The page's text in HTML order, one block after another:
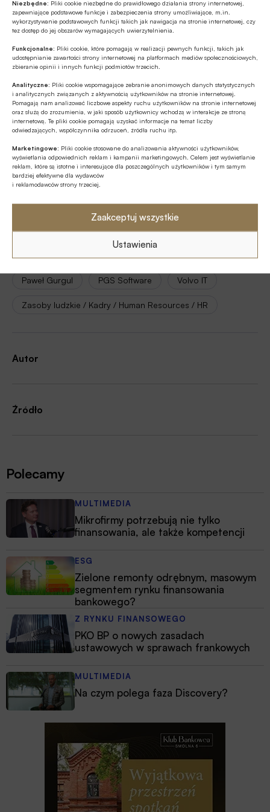
Niezbędne: Pliki cookie niezbędne do prawidłowego działania strony internetowej,
zapewniające podstawowe funkcje i zabezpieczenia strony umożliwiające, m.in.
wykorzystywanie podstawowych funkcji takich jak nawigacja na stronie internetowej, czy
tez dostęp do jej obszarów wymagających uwierzytelnienia.
Funkcjonalne: Pliki cookie, które pomagają w realizacji pewnych funkcji, takich jak
udostępnianie zawartości strony internetowej na platformach mediów społecznościowych,
zbieranie opinii i innych funkcji podmiotów trzecich.
Analityczne: Pliki cookie wspomagające zebranie anonimowych danych statystycznych
i analitycznych związanych z aktywnością użytkowników na stronie internetowej.
Pomagają nam analizować liczbowe aspekty ruchu użytkowników na stronie internetowej
oraz służą do zrozumienia, w jaki sposób użytkownicy wchodzą w interakcje ze stroną
internetową. Te pliki cookie pomagają uzyskać informacje na temat liczby
odwiedzających, współczynnika odrzuceń, źródła ruchu itp.
Marketingowe: Pliki cookie stosowane do analizowania aktywności użytkowników,
wyświetlania odpowiednich reklam i kampanii marketingowych. Celem jest wyświetlanie
reklam, które są istotne i interesujące dla poszczególnych użytkowników i tym samym
bardziej efektywne dla wydawców
i reklamodawców strony trzeciej.
Zaakceptuj wszystkie
Ustawienia
Udostępnij
Tagi
Credit Suisse E-commerce
Enterprise Resource Planning / ERP
Internet Invest in Pomerania IT
Marcin Piątkowski
Media społecznościowe / social media
Paweł Gurgul PGS Software Volvo IT
Zasoby ludzkie / Kadry / Human Resources / HR
Autor
Źródło
Polecamy
MULTIMEDIA
Mikrofirmy potrzebują nie tylko
finansowania, ale także kompetencji
ESG
Zielone remonty odrębnym, masowym
segmentem rynku finansowania
bankowego?
Z RYNKU FINANSOWEGO
PKO BP o nowych zasadach
ustawowych w sprawach frankowych
MULTIMEDIA
Na czym polega faza Discovery?